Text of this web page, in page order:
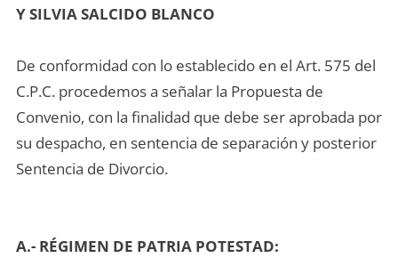
Y SILVIA SALCIDO BLANCO
De conformidad con lo establecido en el Art. 575 del
C.P.C. procedemos a señalar la Propuesta de
Convenio, con la finalidad que debe ser aprobada por
su despacho, en sentencia de separación y posterior
Sentencia de Divorcio.
A.- RÉGIMEN DE PATRIA POTESTAD: